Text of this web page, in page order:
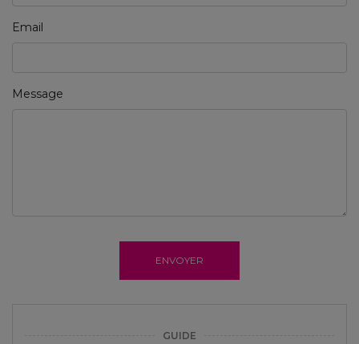
Email
Message
ENVOYER
GUIDE